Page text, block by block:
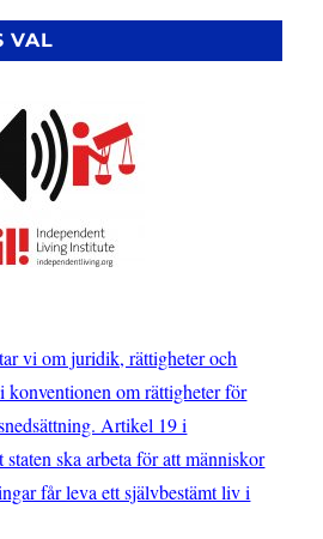
VAL
vi om juridik, rättigheter och
om rättigheter för
Artikel 19 i
ska arbeta för att människor
får leva ett självbestämt liv i